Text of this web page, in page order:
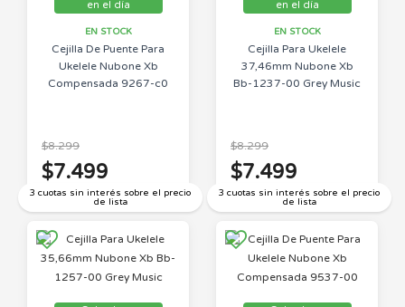
en el día
EN STOCK
Cejilla De Puente Para
Ukelele Nubone Xb
Compensada 9267-c0
3 cuotas sin interés sobre el precio
de lista
$8.299
$7.499
en el día
EN STOCK
Cejilla Para Ukelele
37,46mm Nubone Xb
Bb-1237-00 Grey Music
3 cuotas sin interés sobre el precio
de lista
$8.299
$7.499